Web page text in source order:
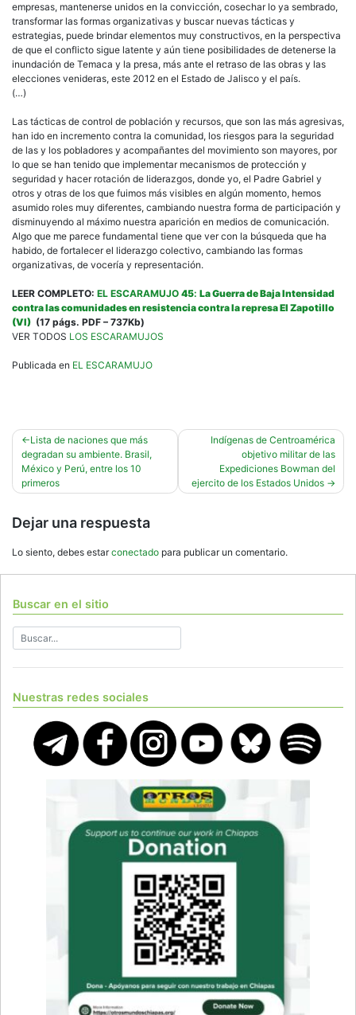
empresas, mantenerse unidos en la convicción, cosechar lo ya sembrado,
transformar las formas organizativas y buscar nuevas tácticas y
estrategias, puede brindar elementos muy constructivos, en la perspectiva
de que el conflicto sigue latente y aún tiene posibilidades de detenerse la
inundación de Temaca y la presa, más ante el retraso de las obras y las
elecciones venideras, este 2012 en el Estado de Jalisco y el país.
(…)
Las tácticas de control de población y recursos, que son las más agresivas,
han ido en incremento contra la comunidad, los riesgos para la seguridad
de las y los pobladores y acompañantes del movimiento son mayores, por
lo que se han tenido que implementar mecanismos de protección y
seguridad y hacer rotación de liderazgos, donde yo, el Padre Gabriel y
otros y otras de los que fuimos más visibles en algún momento, hemos
asumido roles muy diferentes, cambiando nuestra forma de participación y
disminuyendo al máximo nuestra aparición en medios de comunicación.
Algo que me parece fundamental tiene que ver con la búsqueda que ha
habido, de fortalecer el liderazgo colectivo, cambiando las formas
organizativas, de vocería y representación.
LEER COMPLETO: EL ESCARAMUJO 45: La Guerra de Baja Intensidad
contra las comunidades en resistencia contra la represa El Zapotillo
(VI) (17 págs. PDF – 737Kb)
VER TODOS LOS ESCARAMUJOS
Publicada en EL ESCARAMUJO
Navegación
de
entradas
Lista de naciones que más
degradan su ambiente. Brasil,
México y Perú, entre los 10
primeros
Indígenas de Centroamérica
objetivo militar de las
Expediciones Bowman del
ejercito de los Estados Unidos
Dejar una respuesta
Lo siento, debes estarconectado para publicar un comentario.
Buscar en el sitio
Nuestras redes sociales